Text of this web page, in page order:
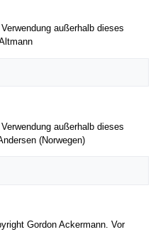
außerhalb dieses
außerhalb dieses
(Norwegen)
Gordon Ackermann. Vor